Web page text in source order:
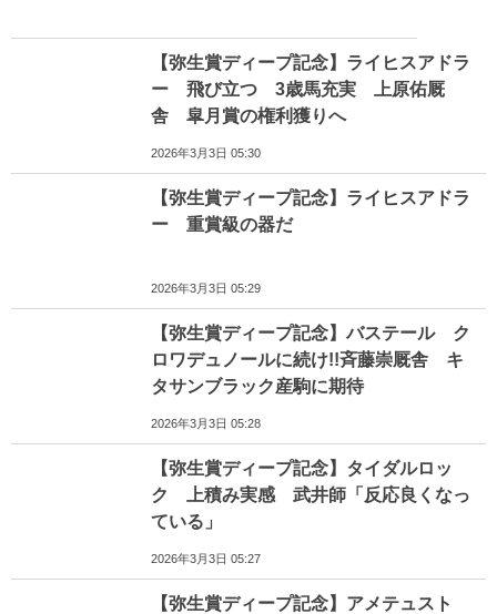
【弥生賞ディープ記念】ライヒスアドラ
ー 飛び立つ 3歳馬充実 上原佑厩
舎 皐月賞の権利獲りへ
2026年3月3日 05:30
【弥生賞ディープ記念】ライヒスアドラ
ー 重賞級の器だ
2026年3月3日 05:29
【弥生賞ディープ記念】バステール ク
ロワデュノールに続け!!斉藤崇厩舎 キ
タサンブラック産駒に期待
2026年3月3日 05:28
【弥生賞ディープ記念】タイダルロッ
ク 上積み実感 武井師「反応良くなっ
ている」
2026年3月3日 05:27
【弥生賞ディープ記念】アメテュスト